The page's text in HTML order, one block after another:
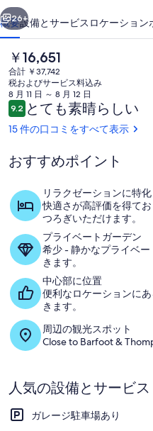
walk
to
the
beach
の
写
真
ギ
ャ
ラ
リ
ー
次へ
26+
概要設備とサービス ロケーション
現
在
の
料
金
は
￥16,651
す
￥16,651
合計 ￥37,742
税およびサービス料込み
8 月 11 日 ～ 8 月 12 日
口
コ
ミ
9.210段階中9.2
とても素晴らしい
15 件の口コミをすべて表示
おすすめポイント
リラクゼーションに特化
快適さが高評価を得て
つろぎいただけます。
プライベートガーデン
希少 - 静かなプライベ
きます。
中心部に位置
便利なロケーションに
きます。
周辺の観光スポット
Close to Barfoot &
人気の設備とサービス
ガレージ駐車場あり